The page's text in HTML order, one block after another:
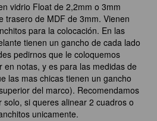
vidrio Float de 2,2mm o 3mm
trasero de MDF de 3mm. Vienen
para la colocación. En las
tienen un gancho de cada lado
pedirnos que le coloquemos
en notas, y es para las medidas de
las mas chicas tienen un gancho
del marco). Recomendamos
si queres alinear 2 cuadros o
unicamente.